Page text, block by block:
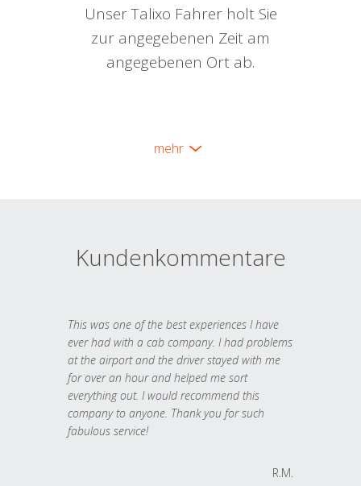
Unser Talixo Fahrer holt Sie
zur angegebenen Zeit am
angegebenen Ort ab.
mehr
Kundenkommentare
This was one of the best experiences I have
ever had with a cab company. I had problems
at the airport and the driver stayed with me
for over an hour and helped me sort
everything out. I would recommend this
company to anyone. Thank you for such
fabulous service!
R.M.